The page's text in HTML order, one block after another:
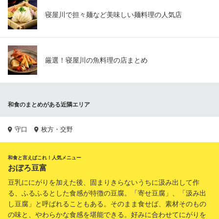
寝屋川で担々麺など美味しい麺料理の人気店
厳選！寝屋川の魚料理の店まとめ
和食のまとめがある近隣エリア
守口 枚方・交野
和食と言えばこれ！人気メニュー
おぼろ豆富
豆乳ににがりを加えた後、固まりきらないうちに汲み出して作
る、ふるふるとした食感が特徴の豆腐。「寄せ豆腐」、「汲み出
し豆腐」と呼ばれることもある。そのまま食せば、素材そのもの
の味と、やわらかな食感を堪能できる。好みに合わせてにがりを